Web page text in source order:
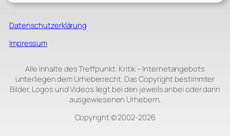
Datenschutzerklärung
Impressum
Alle Inhalte des Treffpunkt: Kritik – Internetangebots
unterliegen dem Urheberrecht. Das Copyright bestimmter
Bilder, Logos und Videos liegt bei den jeweils anbei oder darin
ausgewiesenen Urhebern.
Copyright © 2002‑2026